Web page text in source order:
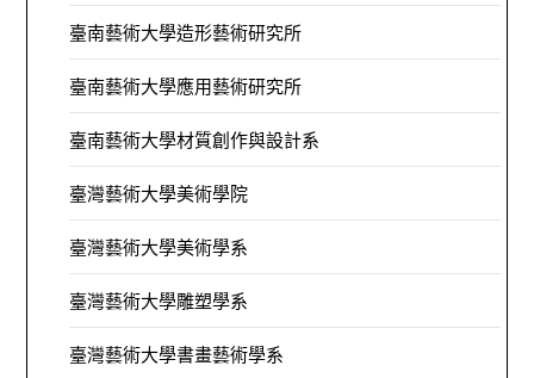
臺南藝術大學造形藝術研究所
臺南藝術大學應用藝術研究所
臺南藝術大學材質創作與設計系
臺灣藝術大學美術學院
臺灣藝術大學美術學系
臺灣藝術大學雕塑學系
臺灣藝術大學書畫藝術學系